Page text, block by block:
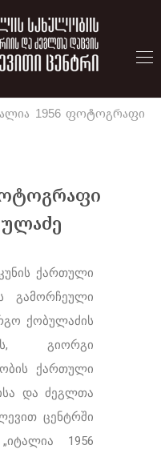
1956 ფოტოგრაფი
ქართული
გამორჩეული
ქობულაძის
გიორგი
ქართული
და ძეგლთა
ცენტრში
1956